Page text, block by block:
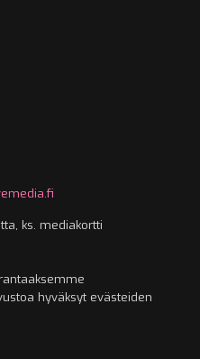
ks. mediakortti
hyväksyt evästeiden